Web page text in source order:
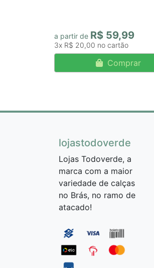
a partir de R$ 59,99
3x R$ 20,00
Comprar
lojastodoverde
Lojas Todoverde, a
marca com a maior
variedade de calças
no Brás, no ramo de
atacado!